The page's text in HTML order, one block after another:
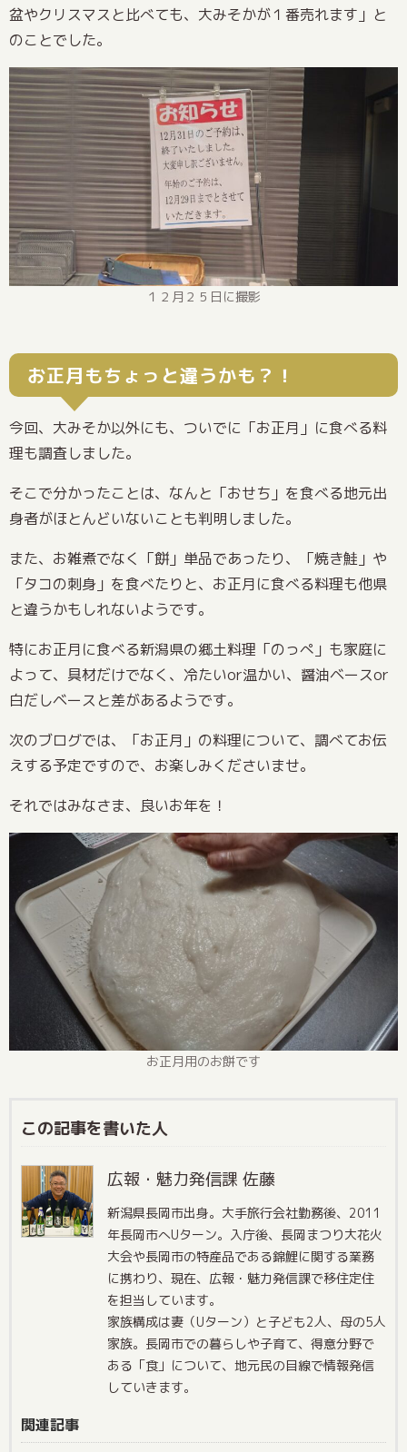
盆やクリスマスと比べても、大みそかが１番売れます」と
のことでした。
１２月２５日に撮影
お正月もちょっと違うかも？！
今回、大みそか以外にも、ついでに「お正月」に食べる料
理も調査しました。
そこで分かったことは、なんと「おせち」を食べる地元出
身者がほとんどいないことも判明しました。
また、お雑煮でなく「餅」単品であったり、「焼き鮭」や
「タコの刺身」を食べたりと、お正月に食べる料理も他県
と違うかもしれないようです。
特にお正月に食べる新潟県の郷土料理「のっぺ」も家庭に
よって、具材だけでなく、冷たいor温かい、醤油ベースor
白だしベースと差があるようです。
次のブログでは、「お正月」の料理について、調べてお伝
えする予定ですので、お楽しみくださいませ。
それではみなさま、良いお年を！
お正月用のお餅です
この記事を書いた人
広報・魅力発信課 佐藤
新潟県長岡市出身。大手旅行会社勤務後、2011
年長岡市へUターン。入庁後、長岡まつり大花火
大会や長岡市の特産品である錦鯉に関する業務
に携わり、現在、広報・魅力発信課で移住定住
を担当しています。
家族構成は妻（Uターン）と子ども2人、母の5人
家族。長岡市での暮らしや子育て、得意分野で
ある「食」について、地元民の目線で情報発信
していきます。
関連記事